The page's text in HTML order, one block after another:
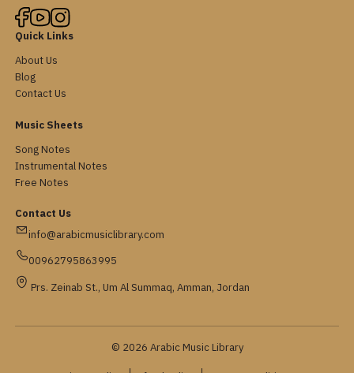
Quick Links
About Us
Blog
Contact Us
Music Sheets
Song Notes
Instrumental Notes
Free Notes
Contact Us
info@arabicmusiclibrary.com
00962795863995
Prs. Zeinab St., Um Al Summaq, Amman, Jordan
© 2026 Arabic Music Library